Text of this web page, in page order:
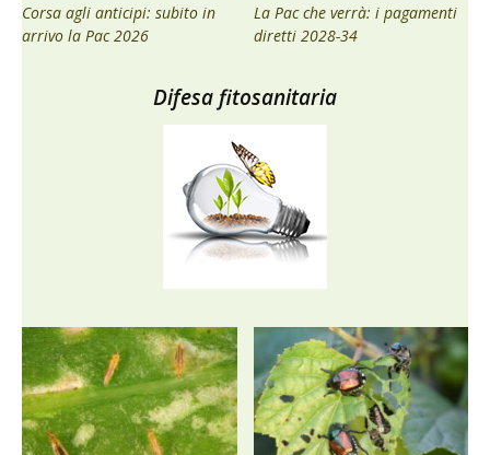
Corsa agli anticipi: subito in
arrivo la Pac 2026
La Pac che verrà: i pagamenti
diretti 2028-34
Difesa fitosanitaria